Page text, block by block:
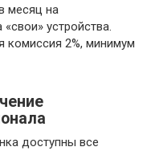
месяц на
устройства.
комиссия 2%, минимум
доступны все